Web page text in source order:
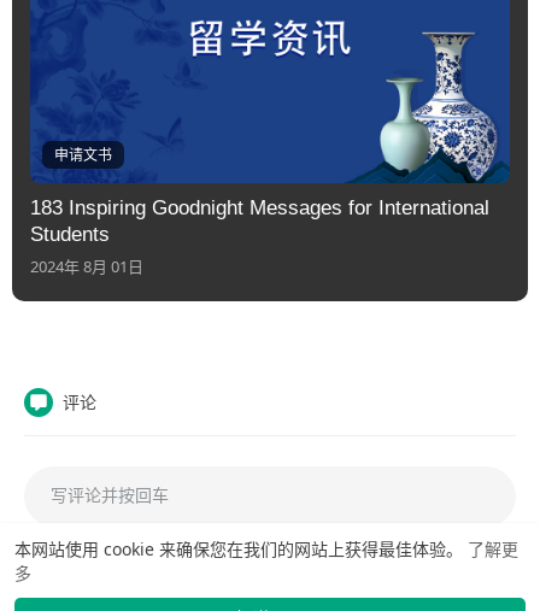
本网站使用 cookie 来确保您在我们的网站上获得最佳体验。 了解更
多
申请文书
183 Inspiring Goodnight Messages for International
Students
2024年 8月 01日
评论